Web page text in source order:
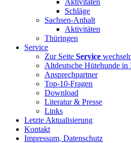
Schläge
Sachsen-Anhalt
Aktivitäten
Thüringen
Service
Zur Seite Service
Altdeutsche Hütehunde
Ansprechpartner
Top-10-Fragen
Download
Literatur & Presse
Links
Letzte Aktualisierung
Kontakt
Impressum, Datenschutz